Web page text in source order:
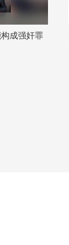
成强奸罪